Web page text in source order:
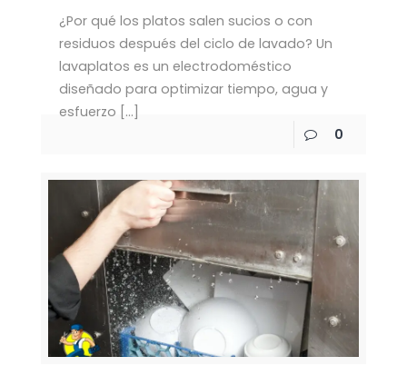
¿Por qué los platos salen sucios o con
residuos después del ciclo de lavado? Un
lavaplatos es un electrodoméstico
diseñado para optimizar tiempo, agua y
esfuerzo […]
0